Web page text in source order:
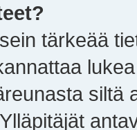
tärkeää
siltä